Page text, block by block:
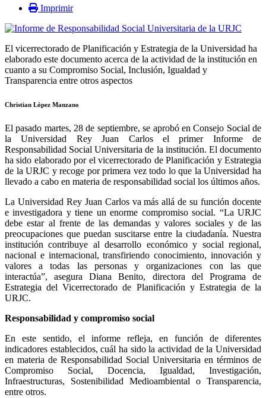
Imprimir
El vicerrectorado de Planificación y Estrategia de la Universidad ha
elaborado este documento acerca de la actividad de la institución en
cuanto a su Compromiso Social, Inclusión, Igualdad y
Transparencia entre otros aspectos
Christian López Manzano
El pasado martes, 28 de septiembre, se aprobó en Consejo Social de
la Universidad Rey Juan Carlos el primer Informe de
Responsabilidad Social Universitaria de la institución. El documento
ha sido elaborado por el vicerrectorado de Planificación y Estrategia
de la URJC y recoge por primera vez todo lo que la Universidad ha
llevado a cabo en materia de responsabilidad social los últimos años.
La Universidad Rey Juan Carlos va más allá de su función docente
e investigadora y tiene un enorme compromiso social. “La URJC
debe estar al frente de las demandas y valores sociales y de las
preocupaciones que puedan suscitarse entre la ciudadanía. Nuestra
institución contribuye al desarrollo económico y social regional,
nacional e internacional, transfiriendo conocimiento, innovación y
valores a todas las personas y organizaciones con las que
interactúa”, asegura Diana Benito, directora del Programa de
Estrategia del Vicerrectorado de Planificación y Estrategia de la
URJC.
Responsabilidad y compromiso social
En este sentido, el informe refleja, en función de diferentes
indicadores establecidos, cuál ha sido la actividad de la Universidad
en materia de Responsabilidad Social Universitaria en términos de
Compromiso Social, Docencia, Igualdad, Investigación,
Infraestructuras, Sostenibilidad Medioambiental o Transparencia,
entre otros.